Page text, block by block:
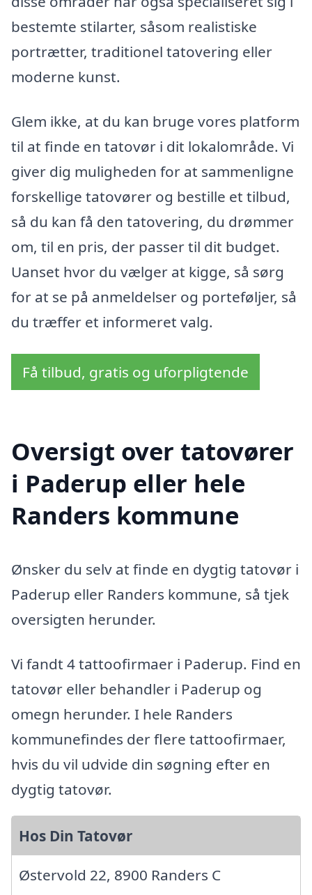
bestemte stilarter, såsom realistiske
portrætter, traditionel tatovering eller
moderne kunst.
Glem ikke, at du kan bruge vores platform
til at finde en tatovør i dit lokalområde. Vi
giver dig muligheden for at sammenligne
forskellige tatovører og bestille et tilbud,
så du kan få den tatovering, du drømmer
om, til en pris, der passer til dit budget.
Uanset hvor du vælger at kigge, så sørg
for at se på anmeldelser og porteføljer, så
du træffer et informeret valg.
Få tilbud, gratis og uforpligtende
Oversigt over tatovører
i Paderup eller hele
Randers kommune
Ønsker du selv at finde en dygtig tatovør i
Paderup eller Randers kommune, så tjek
oversigten herunder.
Vi fandt 4 tattoofirmaer i Paderup. Find en
tatovør eller behandler i Paderup og
omegn herunder. I hele Randers
kommunefindes der flere tattoofirmaer,
hvis du vil udvide din søgning efter en
dygtig tatovør.
Hos Din Tatovør
Østervold 22, 8900 Randers C